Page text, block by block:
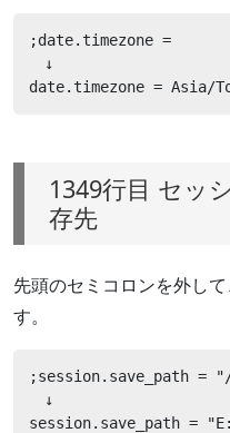
;date.timezone =
↓
date.timezone = Asia/
1349行目 セッ
存先
先頭のセミコロンを外し
す。
;session.save_path =
↓
session.save_path =